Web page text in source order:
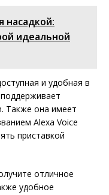
идеальной
и удобная в
Также она имеет
Alexa Voice
приставкой
отличное
удобное